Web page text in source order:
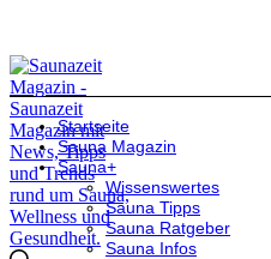
Startseite
Sauna Magazin
Sauna+
Wissenswertes
Sauna Tipps
Sauna Ratgeber
Sauna Infos